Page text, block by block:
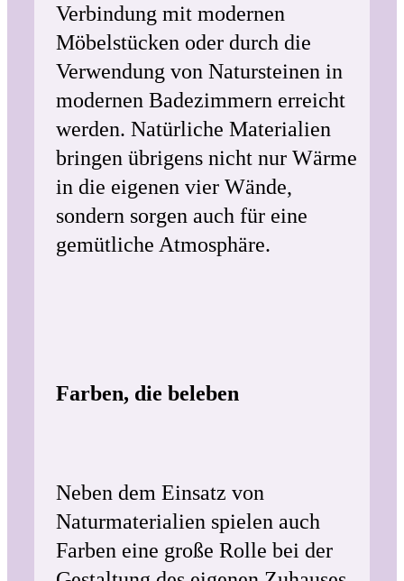
Verbindung mit modernen
Möbelstücken oder durch die
Verwendung von Natursteinen in
modernen Badezimmern erreicht
werden. Natürliche Materialien
bringen übrigens nicht nur Wärme
in die eigenen vier Wände,
sondern sorgen auch für eine
gemütliche Atmosphäre.
Farben, die beleben
Neben dem Einsatz von
Naturmaterialien spielen auch
Farben eine große Rolle bei der